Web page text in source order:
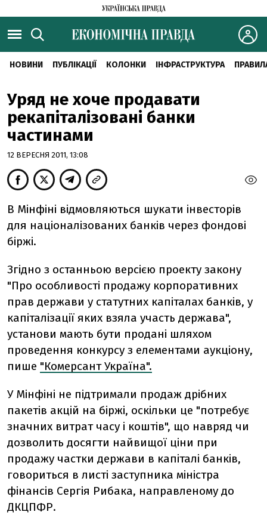
НОВИНИ ПУБЛІКАЦІЇ КОЛОНКИ ІНФРАСТРУКТУРА
Уряд не хоче продавати
рекапіталізовані банки
частинами
12 ВЕРЕСНЯ 2011, 13:08
В Мінфіні відмовляються шукати інвесторів
для націоналізованих банків через фондові
біржі.
Згідно з останньою версією проекту закону
"Про особливості продажу корпоративних
прав держави у статутних капіталах банків, у
капіталізації яких взяла участь держава",
установи мають бути продані шляхом
проведення конкурсу з елементами аукціону,
пише "Комерсант Україна".
У Мінфіні не підтримали продаж дрібних
пакетів акцій на біржі, оскільки це "потребує
значних витрат часу і коштів", що навряд чи
дозволить досягти найвищої ціни при
продажу частки держави в капіталі банків,
говориться в листі заступника міністра
фінансів Сергія Рибака, направленому до
ДКЦПФР.